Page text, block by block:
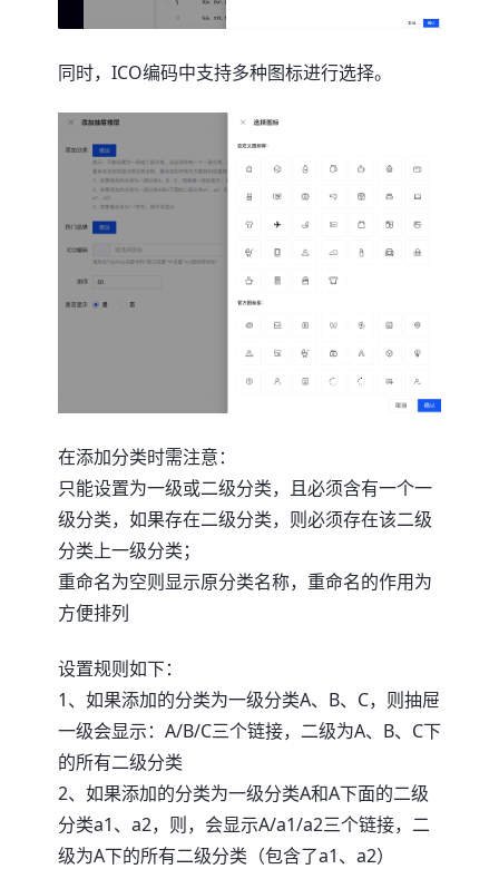
同时，ICO编码中支持多种图标进行选择。
在添加分类时需注意：
只能设置为一级或二级分类，且必须含有一个一
级分类，如果存在二级分类，则必须存在该二级
分类上一级分类；
重命名为空则显示原分类名称，重命名的作用为
方便排列
设置规则如下：
1、如果添加的分类为一级分类A、B、C，则抽屉
一级会显示：A/B/C三个链接，二级为A、B、C下
的所有二级分类
2、如果添加的分类为一级分类A和A下面的二级
分类a1、a2，则，会显示A/a1/a2三个链接，二
级为A下的所有二级分类（包含了a1、a2）